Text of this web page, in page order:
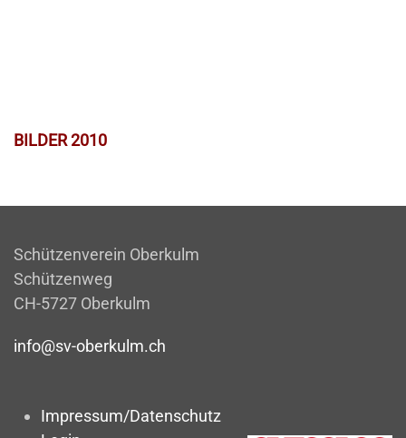
BILDER 2010
Schützenverein Oberkulm
Schützenweg
CH-5727 Oberkulm
info@sv-oberkulm.ch
Impressum/Datenschutz